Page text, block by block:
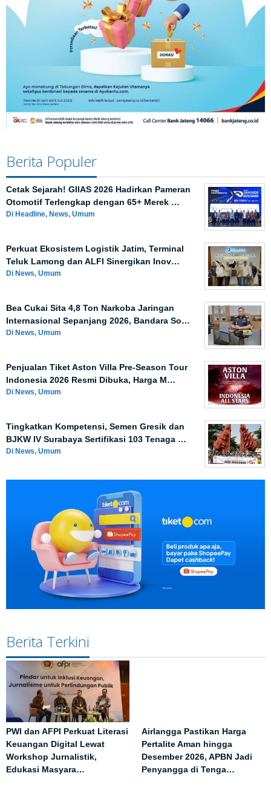
Berita Populer
Cetak Sejarah! GIIAS 2026 Hadirkan Pameran
Otomotif Terlengkap dengan 65+ Merek …
Di Headline, News, Umum
Perkuat Ekosistem Logistik Jatim, Terminal
Teluk Lamong dan ALFI Sinergikan Inov…
Di News, Umum
Bea Cukai Sita 4,8 Ton Narkoba Jaringan
Internasional Sepanjang 2026, Bandara So…
Di News, Umum
Penjualan Tiket Aston Villa Pre-Season Tour
Indonesia 2026 Resmi Dibuka, Harga M…
Di News, Umum
Tingkatkan Kompetensi, Semen Gresik dan
BJKW IV Surabaya Sertifikasi 103 Tenaga …
Di News, Umum
Berita Terkini
PWI dan AFPI Perkuat Literasi
Keuangan Digital Lewat
Workshop Jurnalistik,
Edukasi Masyara…
Airlangga Pastikan Harga
Pertalite Aman hingga
Desember 2026, APBN Jadi
Penyangga di Tenga…